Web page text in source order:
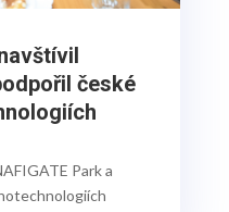
české
Park a